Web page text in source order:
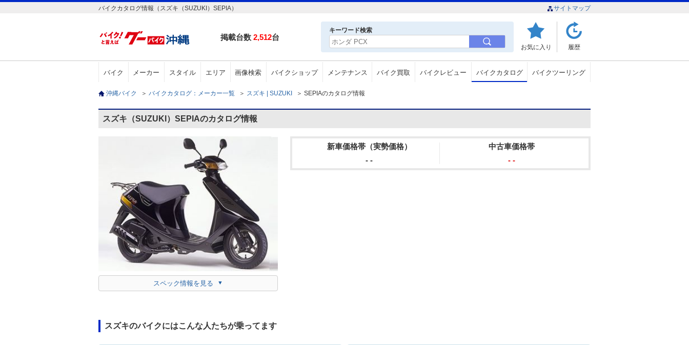
バイクカタログ情報（スズキ（SUZUKI）SEPIA） サイトマップ
掲載台数 2,512台
キーワード検索
お気に入り 履歴
バイク メーカー スタイル エリア 画像検索 バイクショップ メンテナンス バイク買取 バイクレビュー バイクカタログ バイクツーリング
沖縄バイク ＞ バイクカタログ：メーカー一覧 ＞ スズキ | SUZUKI ＞ SEPIAのカタログ情報
スズキ（SUZUKI）SEPIAのカタログ情報
スペック情報を見る
新車価格帯（実勢価格）
- -
中古車価格帯
- -
スズキのバイクにはこんな人たちが乗ってます